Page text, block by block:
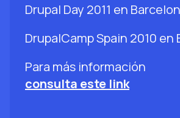
Drupal Day 2011 en
DrupalCamp Spain 2010 en
Para más información
consulta este link